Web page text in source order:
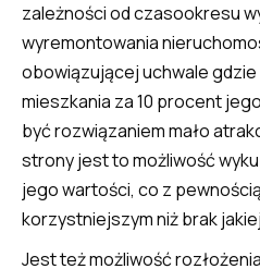
zależności od czasookresu
wyremontowania
obowiązującej uchwale gdzie
mieszkania za 10 procent
być rozwiązaniem mało
strony jest to możliwość
jego wartości, co z
korzystniejszym niż brak
Jest też możliwość